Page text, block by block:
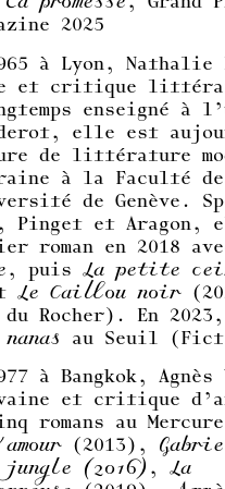
Ta promesse , Grand
2025
à Lyon, Nathalie
et critique
enseigné à
elle est
de littérature
à la Faculté
de Genève.
Pinget et Aragon,
roman en 2018
, puisLa petite
Le Caillou noir
Rocher). En
nanas au Seuil
à Bangkok, Agnès
et critique
romans au
(2013),
(2016) ,La